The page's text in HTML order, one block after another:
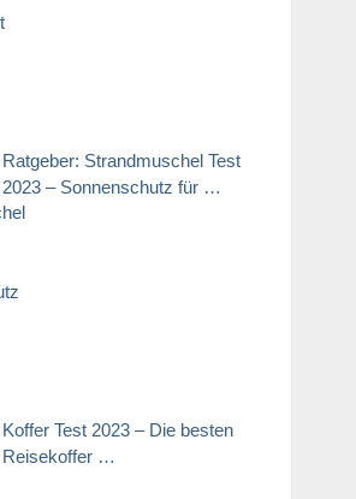
Ratgeber: Strandmuschel Test
2023 – Sonnenschutz für …
Koffer Test 2023 – Die besten
Reisekoffer …